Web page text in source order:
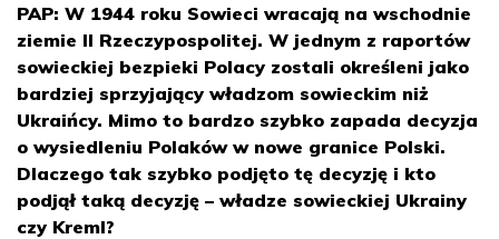
PAP: W 1944 roku Sowieci wracają na wschodnie
ziemie II Rzeczypospolitej. W jednym z raportów
sowieckiej bezpieki Polacy zostali określeni jako
bardziej sprzyjający władzom sowieckim niż
Ukraińcy. Mimo to bardzo szybko zapada decyzja
o wysiedleniu Polaków w nowe granice Polski.
Dlaczego tak szybko podjęto tę decyzję i kto
podjął taką decyzję – władze sowieckiej Ukrainy
czy Kreml?